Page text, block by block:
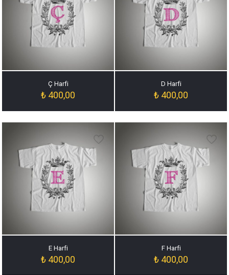
Ç Harfi
₺ 400,00
D Harfi
₺ 400,00
E Harfi
₺ 400,00
F Harfi
₺ 400,00